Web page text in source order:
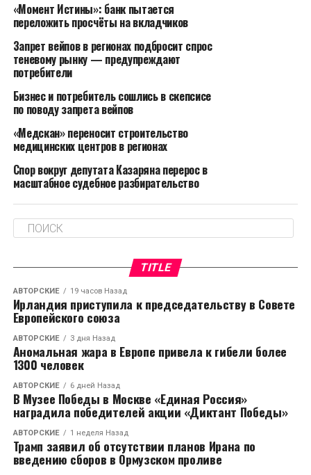
на ключевые должности своих людей, которые
прикрывали все его сделки. Потом он вероятно
налаживал вывод средств со счетов компании на
счета своих кипрских оффшорных прокладок. После
он начинал брать кредиты для пополнения
оборотных средств, которые якобы выводились в
оффшоры. Заканчивалось это тем, что кредиторы
инициировали процедуру банкротства в отношении
должника.
Споткнулся делец и его сообщники на Липецкой
еще до того, как предприятие начали загонять в
Бабуцидзе с помощью своих вероятных
компаньонов организовал продажу труб ЛТК в
Европу. Правда, с завода трубы уходили
предположительно его оффшорным компаниям по
заниженным ценам, а вот конечные покупатели в
Европе платили за трубы уже рыночную цену.
Примечательно, что в Европу уходили трубы,
произведенные по заказу Республики Крым, и
предназначенные для прокладки новой системы
водоснабжения на полуострове. Оплачивались эти
трубы также из бюджета республики.
«Момент Истины»: банк пытается
переложить просчёты на вкладчиков
Запрет вейпов в регионах подбросит спрос
теневому рынку — предупреждают
потребители
Бизнес и потребитель сошлись в скепсисе
по поводу запрета вейпов
«Медскан» переносит строительство
медицинских центров в регионах
Спор вокруг депутата Казаряна перерос в
масштабное судебное разбирательство
TITLE
АВТОРСКИЕ 19 часов Назад
Ирландия приступила к председательству в Совете
Европейского союза
АВТОРСКИЕ 3 дня Назад
Аномальная жара в Европе привела к гибели более
1300 человек
АВТОРСКИЕ 6 дней Назад
В Музее Победы в Москве «Единая Россия»
наградила победителей акции «Диктант Победы»
АВТОРСКИЕ 1 неделя Назад
Трамп заявил об отсутствии планов Ирана по
введению сборов в Ормузском проливе